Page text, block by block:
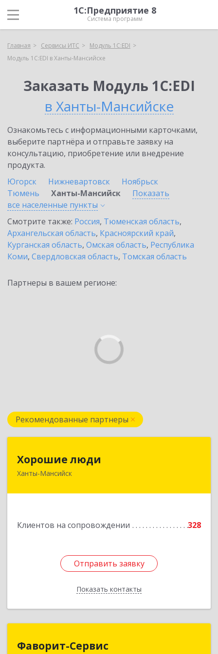
1С:Предприятие 8
Система программ
Главная Сервисы ИТС
Модуль 1C:EDI
Модуль 1C:EDI в Ханты-Мансийске
Заказать Модуль 1C:EDI
в Ханты-Мансийске
Ознакомьтесь с информационными карточками,
выберите партнёра и отправьте заявку на
консультацию, приобретение или внедрение
продукта.
Югорск
Нижневартовск
Ноябрьск
Тюмень
Ханты-Мансийск
Показать
все населенные пункты
Смотрите также: Россия, Тюменская область,
Архангельская область, Красноярский край,
Курганская область, Омская область, Республика
Коми, Свердловская область, Томская область
Партнеры в вашем регионе:
Рекомендованные партнеры
Хорошие люди
Ханты-Мансийск
Клиентов на сопровождении 328
Отправить заявку
Показать контакты
628007, Ханты-Мансийский Автономный округ
Подробнее
Отправить заявку
Назад
Фаворит-Сервис